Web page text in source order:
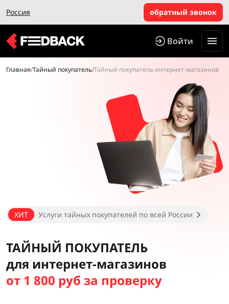
Россия обратный звонок
Войти
Главная/Тайный покупатель/Тайный покупатель интернет-магазинов
ХИТ Услуги тайных покупателей по всей России
ТАЙНЫЙ ПОКУПАТЕЛЬ
для интернет-магазинов
от 1 800 руб за проверку